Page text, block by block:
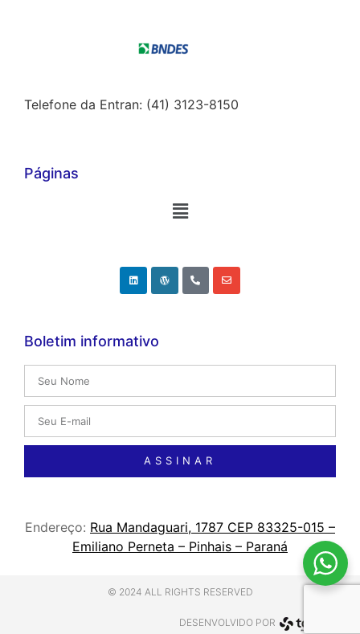
Telefone da Entran: (41) 3123-8150
Páginas
Boletim informativo
ASSINAR
Endereço: Rua Mandaguari, 1787 CEP 83325-015 –
Emiliano Perneta – Pinhais – Paraná
© 2024 ALL RIGHTS RESERVED
DESENVOLVIDO POR